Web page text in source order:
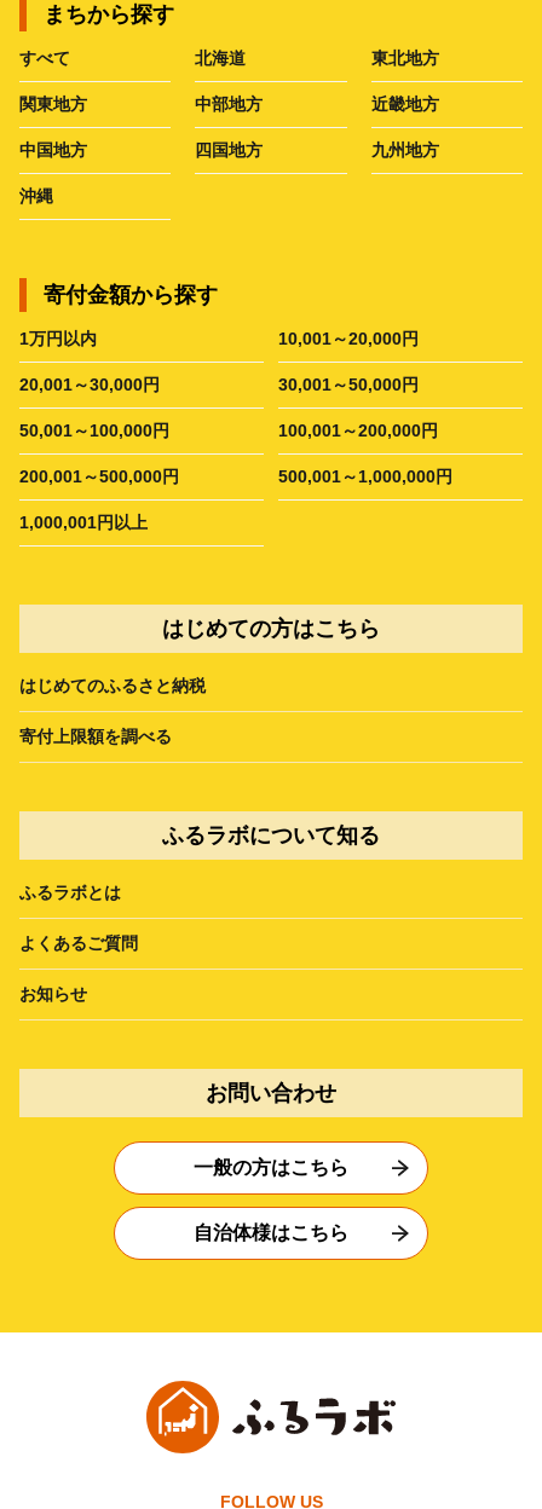
まちから探す
すべて 北海道 東北地方
関東地方 中部地方 近畿地方
中国地方 四国地方 九州地方
沖縄
寄付金額から探す
1万円以内 10,001～20,000円
20,001～30,000円 30,001～50,000円
50,001～100,000円 100,001～200,000円
200,001～500,000円 500,001～1,000,000円
1,000,001円以上
はじめての方はこちら
はじめてのふるさと納税
寄付上限額を調べる
ふるラボについて知る
ふるラボとは
よくあるご質問
お知らせ
お問い合わせ
一般の方はこちら
自治体様はこちら
FOLLOW US